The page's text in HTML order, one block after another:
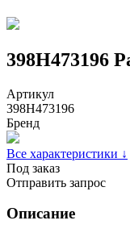
398H473196
Артикул
398H473196
Бренд
Все характеристики ↓
Под заказ
Отправить запрос
Описание